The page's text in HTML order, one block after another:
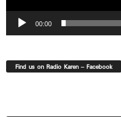
00:00
Find us on Radio Karen – Facebook